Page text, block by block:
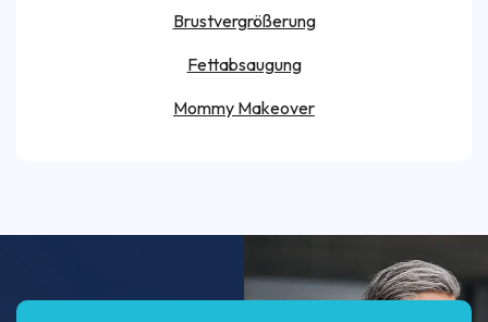
Brustvergrößerung
Fettabsaugung
Mommy Makeover